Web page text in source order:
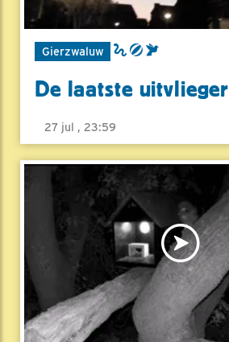
Gierzwaluw
De laatste uitvlieger
27 jul , 23:59